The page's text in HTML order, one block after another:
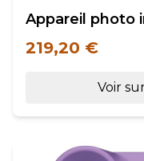
Appareil photo
219,20 €
Voir